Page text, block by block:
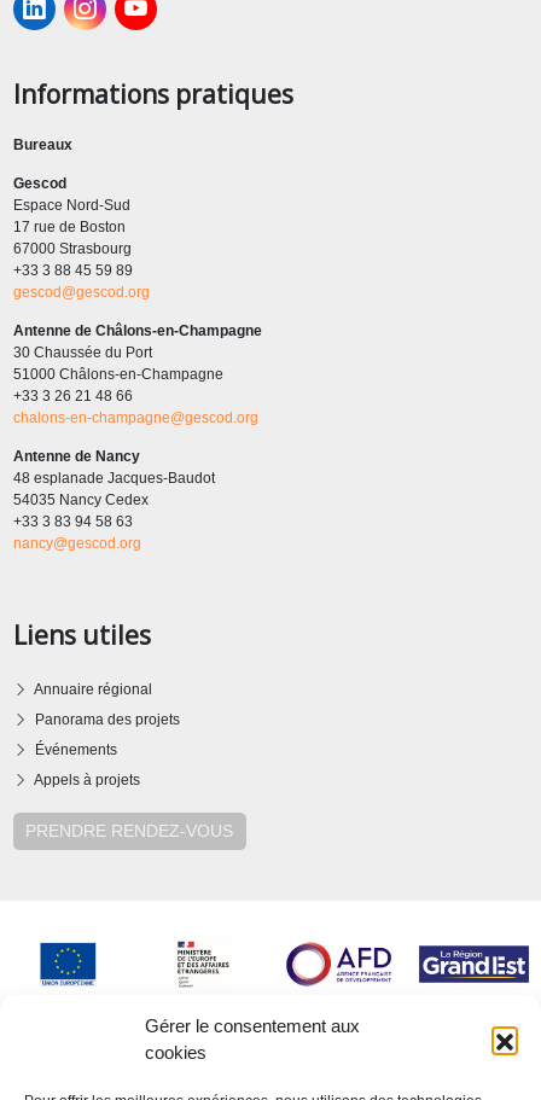
Gérer le consentement aux
cookies
Informations pratiques
Bureaux
Gescod
Espace Nord-Sud
17 rue de Boston
67000 Strasbourg
+33 3 88 45 59 89
gescod@gescod.org
Antenne de Châlons-en-Champagne
30 Chaussée du Port
51000 Châlons-en-Champagne
+33 3 26 21 48 66
chalons-en-champagne@gescod.org
Antenne de Nancy
48 esplanade Jacques-Baudot
54035 Nancy Cedex
+33 3 83 94 58 63
nancy@gescod.org
Liens utiles
Annuaire régional
Panorama des projets
Événements
Appels à projets
PRENDRE RENDEZ-VOUS